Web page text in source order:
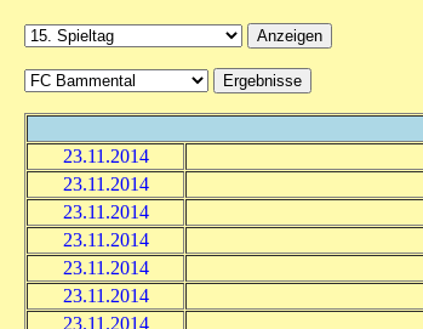
23.11.2014
23.11.2014
23.11.2014
23.11.2014
23.11.2014
23.11.2014
23.11.2014